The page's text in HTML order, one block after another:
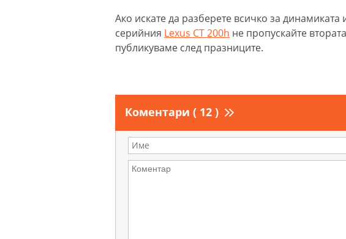
Ако искате да разберете всичко за
серийния Lexus CT 200h не пропускайте
публикуваме след празниците.
Коментари ( 12 )